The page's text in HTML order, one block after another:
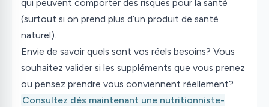
qui peuvent comporter des risques pour la santé
(surtout si on prend plus d’un produit de santé
naturel).
Envie de savoir quels sont vos réels besoins? Vous
souhaitez valider si les suppléments que vous prenez
ou pensez prendre vous conviennent réellement?
Consultez dès maintenant une nutritionniste-